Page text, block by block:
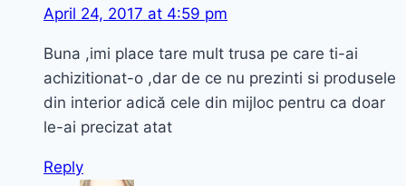
April 24, 2017 at 4:59 pm
Buna ,imi place tare mult trusa pe care ti-ai
achizitionat-o ,dar de ce nu prezinti si produsele
din interior adică cele din mijloc pentru ca doar
le-ai precizat atat
Reply